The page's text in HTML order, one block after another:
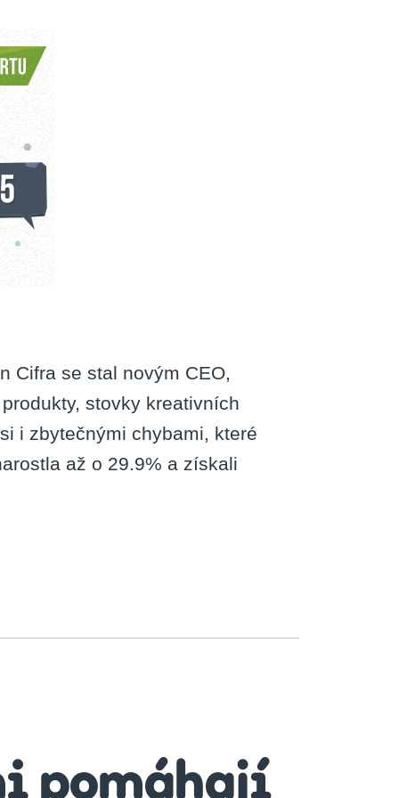
v roce
2015
Cifra se stal novým CEO,
stovky kreativních
i zbytečnými chybami, které
až o 29.9% a získali
pomáhají